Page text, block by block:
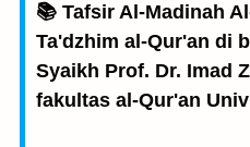
📚 Tafsir Al-Madinah
Ta'dzhim al-Qur'an di
Syaikh Prof. Dr. Imad
fakultas al-Qur'an